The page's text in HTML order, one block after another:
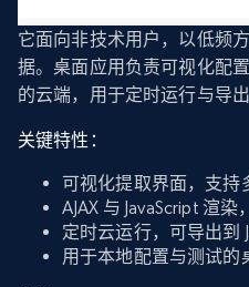
它面向非技术用户，以低频
据。桌面应用负责可视化配
的云端，用于定时运行与导出
关键特性：
可视化提取界面，支持
AJAX 与 JavaScript 渲
定时云运行，可导出到
用于本地配置与测试的